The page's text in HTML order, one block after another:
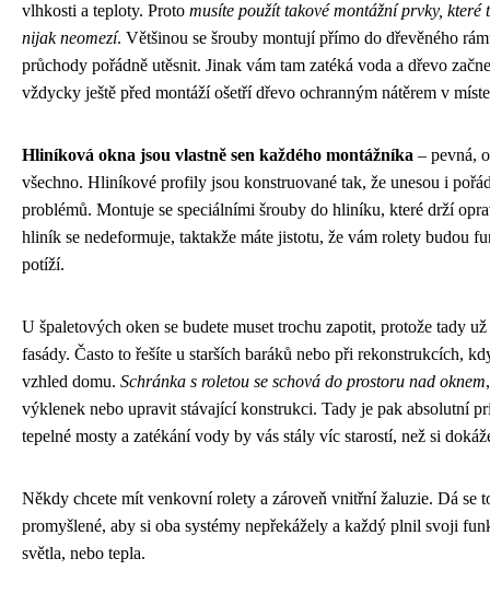
vlhkosti a teploty. Proto musíte použít takové montážní prvky,
nijak neomezí. Většinou se šrouby montují přímo do dřevěného
průchody pořádně utěsnit. Jinak vám tam zatéká voda a dřevo
vždycky ještě před montáží ošetří dřevo ochranným nátěrem v
Hliníková okna jsou vlastně sen každého montážníka – pevná,
všechno. Hliníkové profily jsou konstruované tak, že unesou i
problémů. Montuje se speciálními šrouby do hliníku, které drží
hliník se nedeformuje, taktakže máte jistotu, že vám rolety budou
potíží.
U špaletových oken se budete muset trochu zapotit, protože tady
fasády. Často to řešíte u starších baráků nebo při rekonstrukcích,
vzhled domu. Schránka s roletou se schová do prostoru nad oknem
výklenek nebo upravit stávající konstrukci. Tady je pak absolutní
tepelné mosty a zatékání vody by vás stály víc starostí, než si
Někdy chcete mít venkovní rolety a zároveň vnitřní žaluzie. Dá se
promyšlené, aby si oba systémy nepřekážely a každý plnil svoji
světla, nebo tepla.